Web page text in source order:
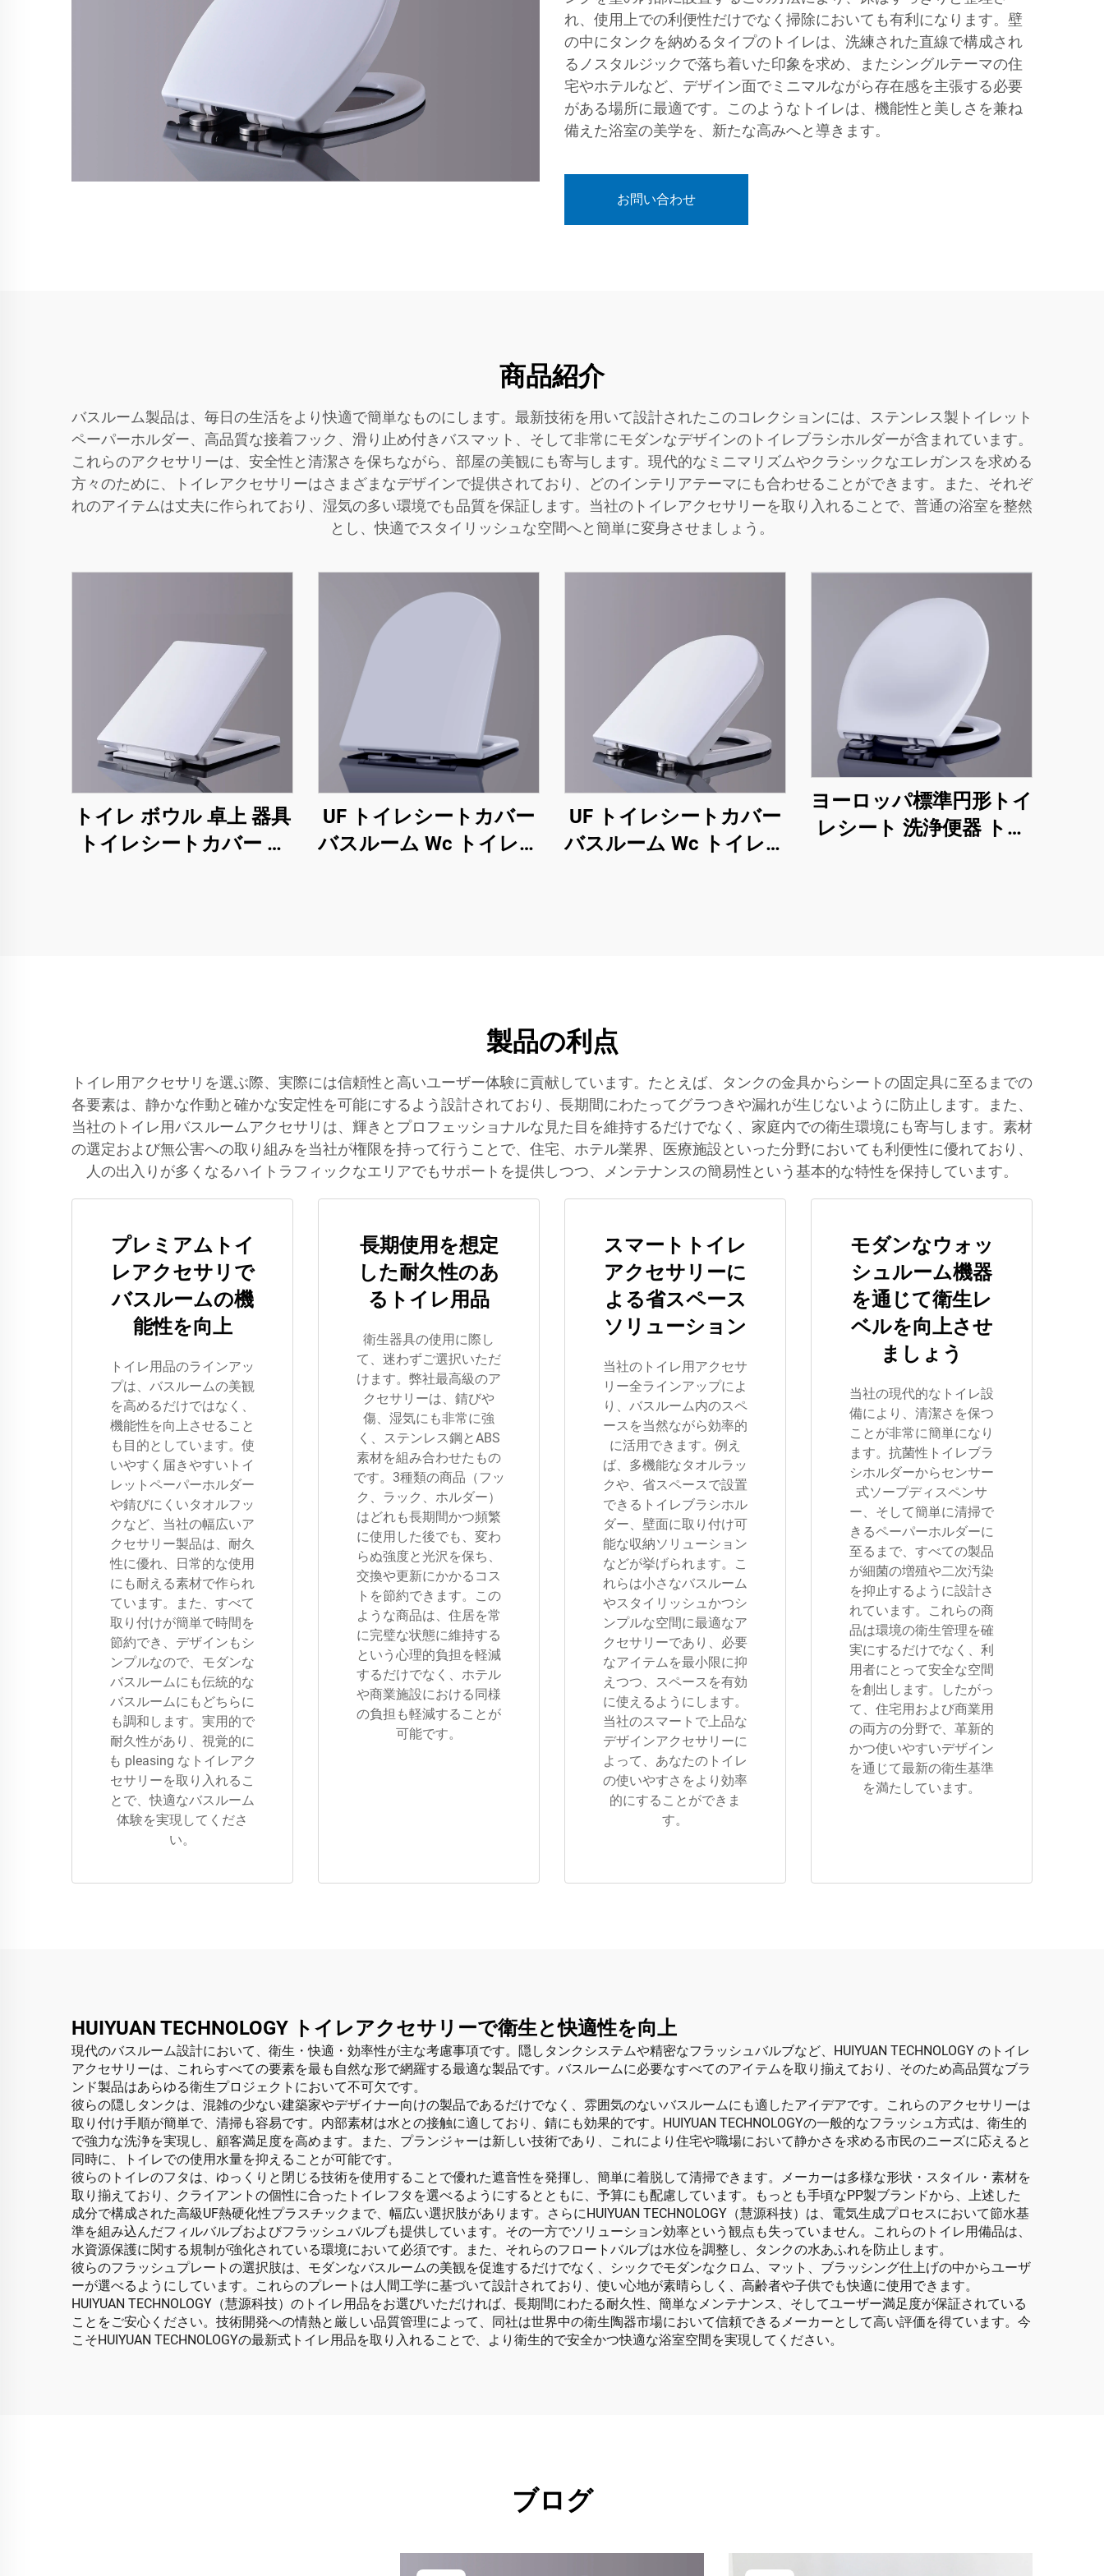
れ、使用上での利便性だけでなく掃除においても有利になります。壁
の中にタンクを納めるタイプのトイレは、洗練された直線で構成され
るノスタルジックで落ち着いた印象を求め、またシングルテーマの住
宅やホテルなど、デザイン面でミニマルながら存在感を主張する必要
がある場所に最適です。このようなトイレは、機能性と美しさを兼ね
備えた浴室の美学を、新たな高みへと導きます。
お問い合わせ
商品紹介
バスルーム製品は、毎日の生活をより快適で簡単なものにします。最新技術を用いて設計されたこのコレクションには、ステンレス製トイレット
ペーパーホルダー、高品質な接着フック、滑り止め付きバスマット、そして非常にモダンなデザインのトイレブラシホルダーが含まれています。
これらのアクセサリーは、安全性と清潔さを保ちながら、部屋の美観にも寄与します。現代的なミニマリズムやクラシックなエレガンスを求める
方々のために、トイレアクセサリーはさまざまなデザインで提供されており、どのインテリアテーマにも合わせることができます。また、それぞ
れのアイテムは丈夫に作られており、湿気の多い環境でも品質を保証します。当社のトイレアクセサリーを取り入れることで、普通の浴室を整然
とし、快適でスタイリッシュな空間へと簡単に変身させましょう。
トイレ ボウル 卓上 器具
トイレシートカバー 四
UF トイレシートカバー
バスルーム Wc トイレシ
UF トイレシートカバー
バスルーム Wc トイレシ
ヨーロッパ標準円形トイ
レシート 洗浄便器 トイ
製品の利点
トイレ用アクセサリを選ぶ際、実際には信頼性と高いユーザー体験に貢献しています。たとえば、タンクの金具からシートの固定具に至るまでの
各要素は、静かな作動と確かな安定性を可能にするよう設計されており、長期間にわたってグラつきや漏れが生じないように防止します。また、
当社のトイレ用バスルームアクセサリは、輝きとプロフェッショナルな見た目を維持するだけでなく、家庭内での衛生環境にも寄与します。素材
の選定および無公害への取り組みを当社が権限を持って行うことで、住宅、ホテル業界、医療施設といった分野においても利便性に優れており、
人の出入りが多くなるハイトラフィックなエリアでもサポートを提供しつつ、メンテナンスの簡易性という基本的な特性を保持しています。
プレミアムトイ
レアクセサリで
バスルームの機
能性を向上
トイレ用品のラインアッ
プは、バスルームの美観
を高めるだけではなく、
機能性を向上させること
も目的としています。使
いやすく届きやすいトイ
レットペーパーホルダー
や錆びにくいタオルフッ
クなど、当社の幅広いア
クセサリー製品は、耐久
性に優れ、日常的な使用
にも耐える素材で作られ
ています。また、すべて
取り付けが簡単で時間を
節約でき、デザインもシ
ンプルなので、モダンな
バスルームにも伝統的な
バスルームにもどちらに
も調和します。実用的で
耐久性があり、視覚的に
も pleasing なトイレアク
セサリーを取り入れるこ
とで、快適なバスルーム
体験を実現してくださ
い。
長期使用を想定
した耐久性のあ
るトイレ用品
衛生器具の使用に際し
て、迷わずご選択いただ
けます。弊社最高級のア
クセサリーは、錆びや
傷、湿気にも非常に強
く、ステンレス鋼とABS
素材を組み合わせたもの
です。3種類の商品（フッ
ク、ラック、ホルダー）
はどれも長期間かつ頻繁
に使用した後でも、変わ
らぬ強度と光沢を保ち、
交換や更新にかかるコス
トを節約できます。この
ような商品は、住居を常
に完璧な状態に維持する
という心理的負担を軽減
するだけでなく、ホテル
や商業施設における同様
の負担も軽減することが
可能です。
スマートトイレ
アクセサリーに
よる省スペース
ソリューション
当社のトイレ用アクセサ
リー全ラインアップによ
り、バスルーム内のスペ
ースを当然ながら効率的
に活用できます。例え
ば、多機能なタオルラッ
クや、省スペースで設置
できるトイレブラシホル
ダー、壁面に取り付け可
能な収納ソリューション
などが挙げられます。こ
れらは小さなバスルーム
やスタイリッシュかつシ
ンプルな空間に最適なア
クセサリーであり、必要
なアイテムを最小限に抑
えつつ、スペースを有効
に使えるようにします。
当社のスマートで上品な
デザインアクセサリーに
よって、あなたのトイレ
の使いやすさをより効率
的にすることができま
す。
モダンなウォッ
シュルーム機器
を通じて衛生レ
ベルを向上させ
ましょう
当社の現代的なトイレ設
備により、清潔さを保つ
ことが非常に簡単になり
ます。抗菌性トイレブラ
シホルダーからセンサー
式ソープディスペンサ
ー、そして簡単に清掃で
きるペーパーホルダーに
至るまで、すべての製品
が細菌の増殖や二次汚染
を抑止するように設計さ
れています。これらの商
品は環境の衛生管理を確
実にするだけでなく、利
用者にとって安全な空間
を創出します。したがっ
て、住宅用および商業用
の両方の分野で、革新的
かつ使いやすいデザイン
を通じて最新の衛生基準
を満たしています。
HUIYUAN TECHNOLOGY トイレアクセサリーで衛生と快適性を向上
現代のバスルーム設計において、衛生・快適・効率性が主な考慮事項です。隠しタンクシステムや精密なフラッシュバルブなど、HUIYUAN TECHNOLOGY のトイレ
アクセサリーは、これらすべての要素を最も自然な形で網羅する最適な製品です。バスルームに必要なすべてのアイテムを取り揃えており、そのため高品質なブラ
ンド製品はあらゆる衛生プロジェクトにおいて不可欠です。
彼らの隠しタンクは、混雑の少ない建築家やデザイナー向けの製品であるだけでなく、雰囲気のないバスルームにも適したアイデアです。これらのアクセサリーは
取り付け手順が簡単で、清掃も容易です。内部素材は水との接触に適しており、錆にも効果的です。HUIYUAN TECHNOLOGYの一般的なフラッシュ方式は、衛生的
で強力な洗浄を実現し、顧客満足度を高めます。また、プランジャーは新しい技術であり、これにより住宅や職場において静かさを求める市民のニーズに応えると
同時に、トイレでの使用水量を抑えることが可能です。
彼らのトイレのフタは、ゆっくりと閉じる技術を使用することで優れた遮音性を発揮し、簡単に着脱して清掃できます。メーカーは多様な形状・スタイル・素材を
取り揃えており、クライアントの個性に合ったトイレフタを選べるようにするとともに、予算にも配慮しています。もっとも手頃なPP製ブランドから、上述した
成分で構成された高級UF熱硬化性プラスチックまで、幅広い選択肢があります。さらにHUIYUAN TECHNOLOGY（慧源科技）は、電気生成プロセスにおいて節水基
準を組み込んだフィルバルブおよびフラッシュバルブも提供しています。その一方でソリューション効率という観点も失っていません。これらのトイレ用備品は、
水資源保護に関する規制が強化されている環境において必須です。また、それらのフロートバルブは水位を調整し、タンクの水あふれを防止します。
彼らのフラッシュプレートの選択肢は、モダンなバスルームの美観を促進するだけでなく、シックでモダンなクロム、マット、ブラッシング仕上げの中からユーザ
ーが選べるようにしています。これらのプレートは人間工学に基づいて設計されており、使い心地が素晴らしく、高齢者や子供でも快適に使用できます。
HUIYUAN TECHNOLOGY（慧源科技）のトイレ用品をお選びいただければ、長期間にわたる耐久性、簡単なメンテナンス、そしてユーザー満足度が保証されている
ことをご安心ください。技術開発への情熱と厳しい品質管理によって、同社は世界中の衛生陶器市場において信頼できるメーカーとして高い評価を得ています。今
こそHUIYUAN TECHNOLOGYの最新式トイレ用品を取り入れることで、より衛生的で安全かつ快適な浴室空間を実現してください。
ブログ